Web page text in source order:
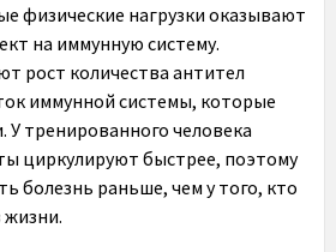
физические нагрузки оказывают
на иммунную систему.
рост количества антител
иммунной системы, которые
У тренированного человека
циркулируют быстрее, поэтому
болезнь раньше, чем у того, кто
жизни.